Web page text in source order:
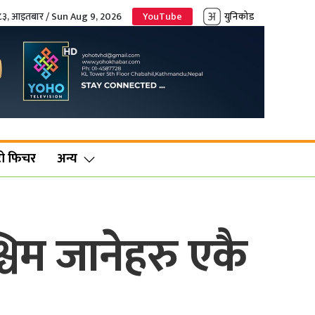
आइतबार / Sun Aug 9, 2026 YouTube युनिकोड
फिचर अन्य
जानेहरु एकै